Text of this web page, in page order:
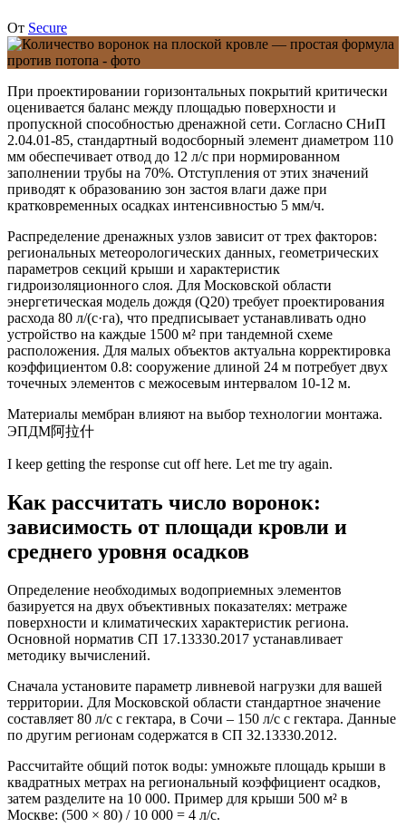
От Secure
При проектировании горизонтальных покрытий критически
оценивается баланс между площадью поверхности и
пропускной способностью дренажной сети. Согласно СНиП
2.04.01-85, стандартный водосборный элемент диаметром 110
мм обеспечивает отвод до 12 л/с при нормированном
заполнении трубы на 70%. Отступления от этих значений
приводят к образованию зон застоя влаги даже при
кратковременных осадках интенсивностью 5 мм/ч.
Распределение дренажных узлов зависит от трех факторов:
региональных метеорологических данных, геометрических
параметров секций крыши и характеристик
гидроизоляционного слоя. Для Московской области
энергетическая модель дождя (Q20) требует проектирования
расхода 80 л/(с·га), что предписывает устанавливать одно
устройство на каждые 1500 м² при тандемной схеме
расположения. Для малых объектов актуальна корректировка
коэффициентом 0.8: сооружение длиной 24 м потребует двух
точечных элементов с межосевым интервалом 10-12 м.
Материалы мембран влияют на выбор технологии монтажа.
ЭПДМ阿拉什
I keep getting the response cut off here. Let me try again.
Как рассчитать число воронок:
зависимость от площади кровли и
среднего уровня осадков
Определение необходимых водоприемных элементов
базируется на двух объективных показателях: метраже
поверхности и климатических характеристик региона.
Основной норматив СП 17.13330.2017 устанавливает
методику вычислений.
Сначала установите параметр ливневой нагрузки для вашей
территории. Для Московской области стандартное значение
составляет 80 л/с с гектара, в Сочи – 150 л/с с гектара. Данные
по другим регионам содержатся в СП 32.13330.2012.
Рассчитайте общий поток воды: умножьте площадь крыши в
квадратных метрах на региональный коэффициент осадков,
затем разделите на 10 000. Пример для крыши 500 м² в
Москве: (500 × 80) / 10 000 = 4 л/с.